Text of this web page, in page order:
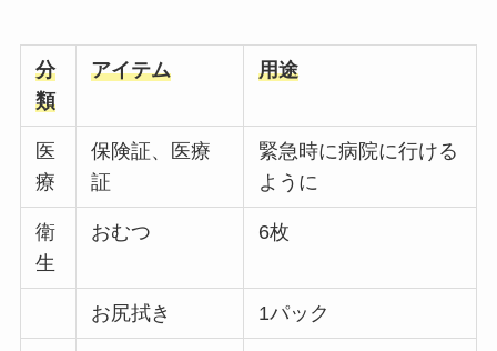
分
類
アイテム 用途
医
療
保険証、医療
証
緊急時に病院に行ける
ように
衛
生
おむつ 6枚
お尻拭き 1パック